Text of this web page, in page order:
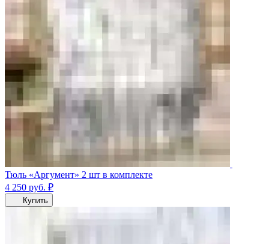
Тюль «Аргумент» 2 шт в комплекте
4 250 руб. ₽
Купить